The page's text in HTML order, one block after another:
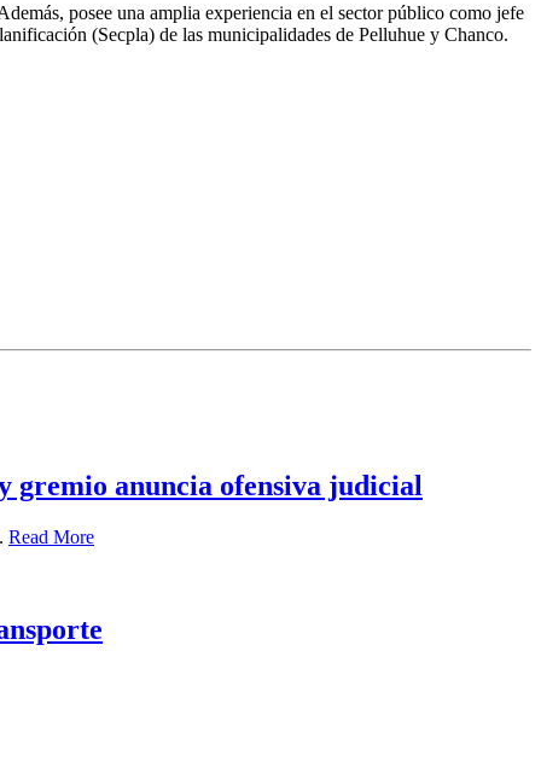
posee una amplia experiencia en el sector público como jefe
(Secpla) de las municipalidades de Pelluhue y Chanco.
gremio anuncia ofensiva judicial
Read More